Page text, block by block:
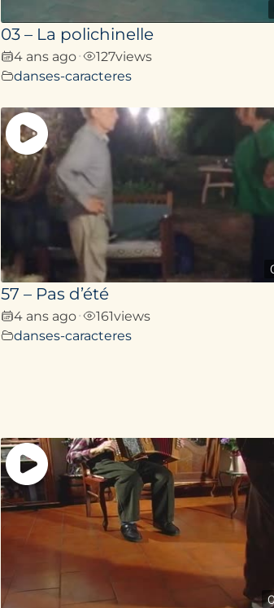
03 – La polichinelle
4 ans ago• 127views
danses-caracteres
57 – Pas d’été
4 ans ago• 161views
danses-caracteres